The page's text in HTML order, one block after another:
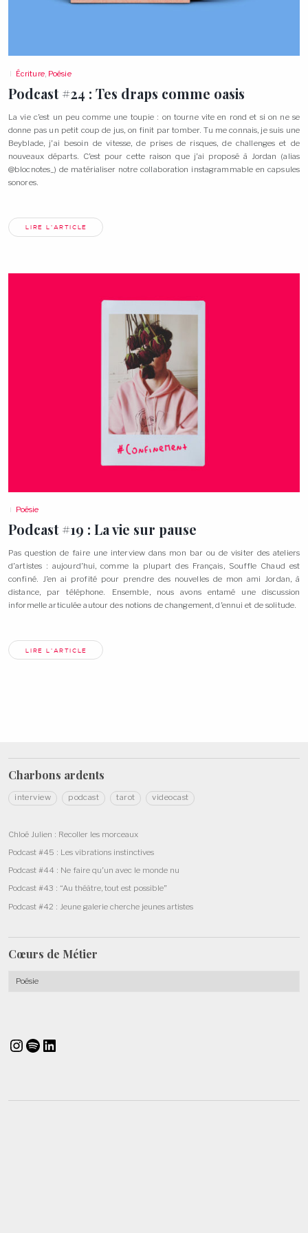
Écriture, Poésie
Podcast #24 : Tes draps comme oasis
La vie c’est un peu comme une toupie : on tourne vite en rond et si on ne se
donne pas un petit coup de jus, on finit par tomber. Tu me connais, je suis une
Beyblade, j’ai besoin de vitesse, de prises de risques, de challenges et de
nouveaux départs. C’est pour cette raison que j’ai proposé à Jordan (alias
@blocnotes_) de matérialiser notre collaboration instagrammable en capsules
sonores.
LIRE L'ARTICLE
Poésie
Podcast #19 : La vie sur pause
Pas question de faire une interview dans mon bar ou de visiter des ateliers
d’artistes : aujourd’hui, comme la plupart des Français, Souffle Chaud est
confiné. J’en ai profité pour prendre des nouvelles de mon ami Jordan, à
distance, par téléphone. Ensemble, nous avons entamé une discussion
informelle articulée autour des notions de changement, d’ennui et de solitude.
LIRE L'ARTICLE
Charbons ardents
interview podcast tarot videocast
Chloé Julien : Recoller les morceaux
Podcast #45 : Les vibrations instinctives
Podcast #44 : Ne faire qu’un avec le monde nu
Podcast #43 : “Au théâtre, tout est possible”
Podcast #42 : Jeune galerie cherche jeunes artistes
Cœurs de Métier
Cœurs
InstagramSpotifyLinkedIn